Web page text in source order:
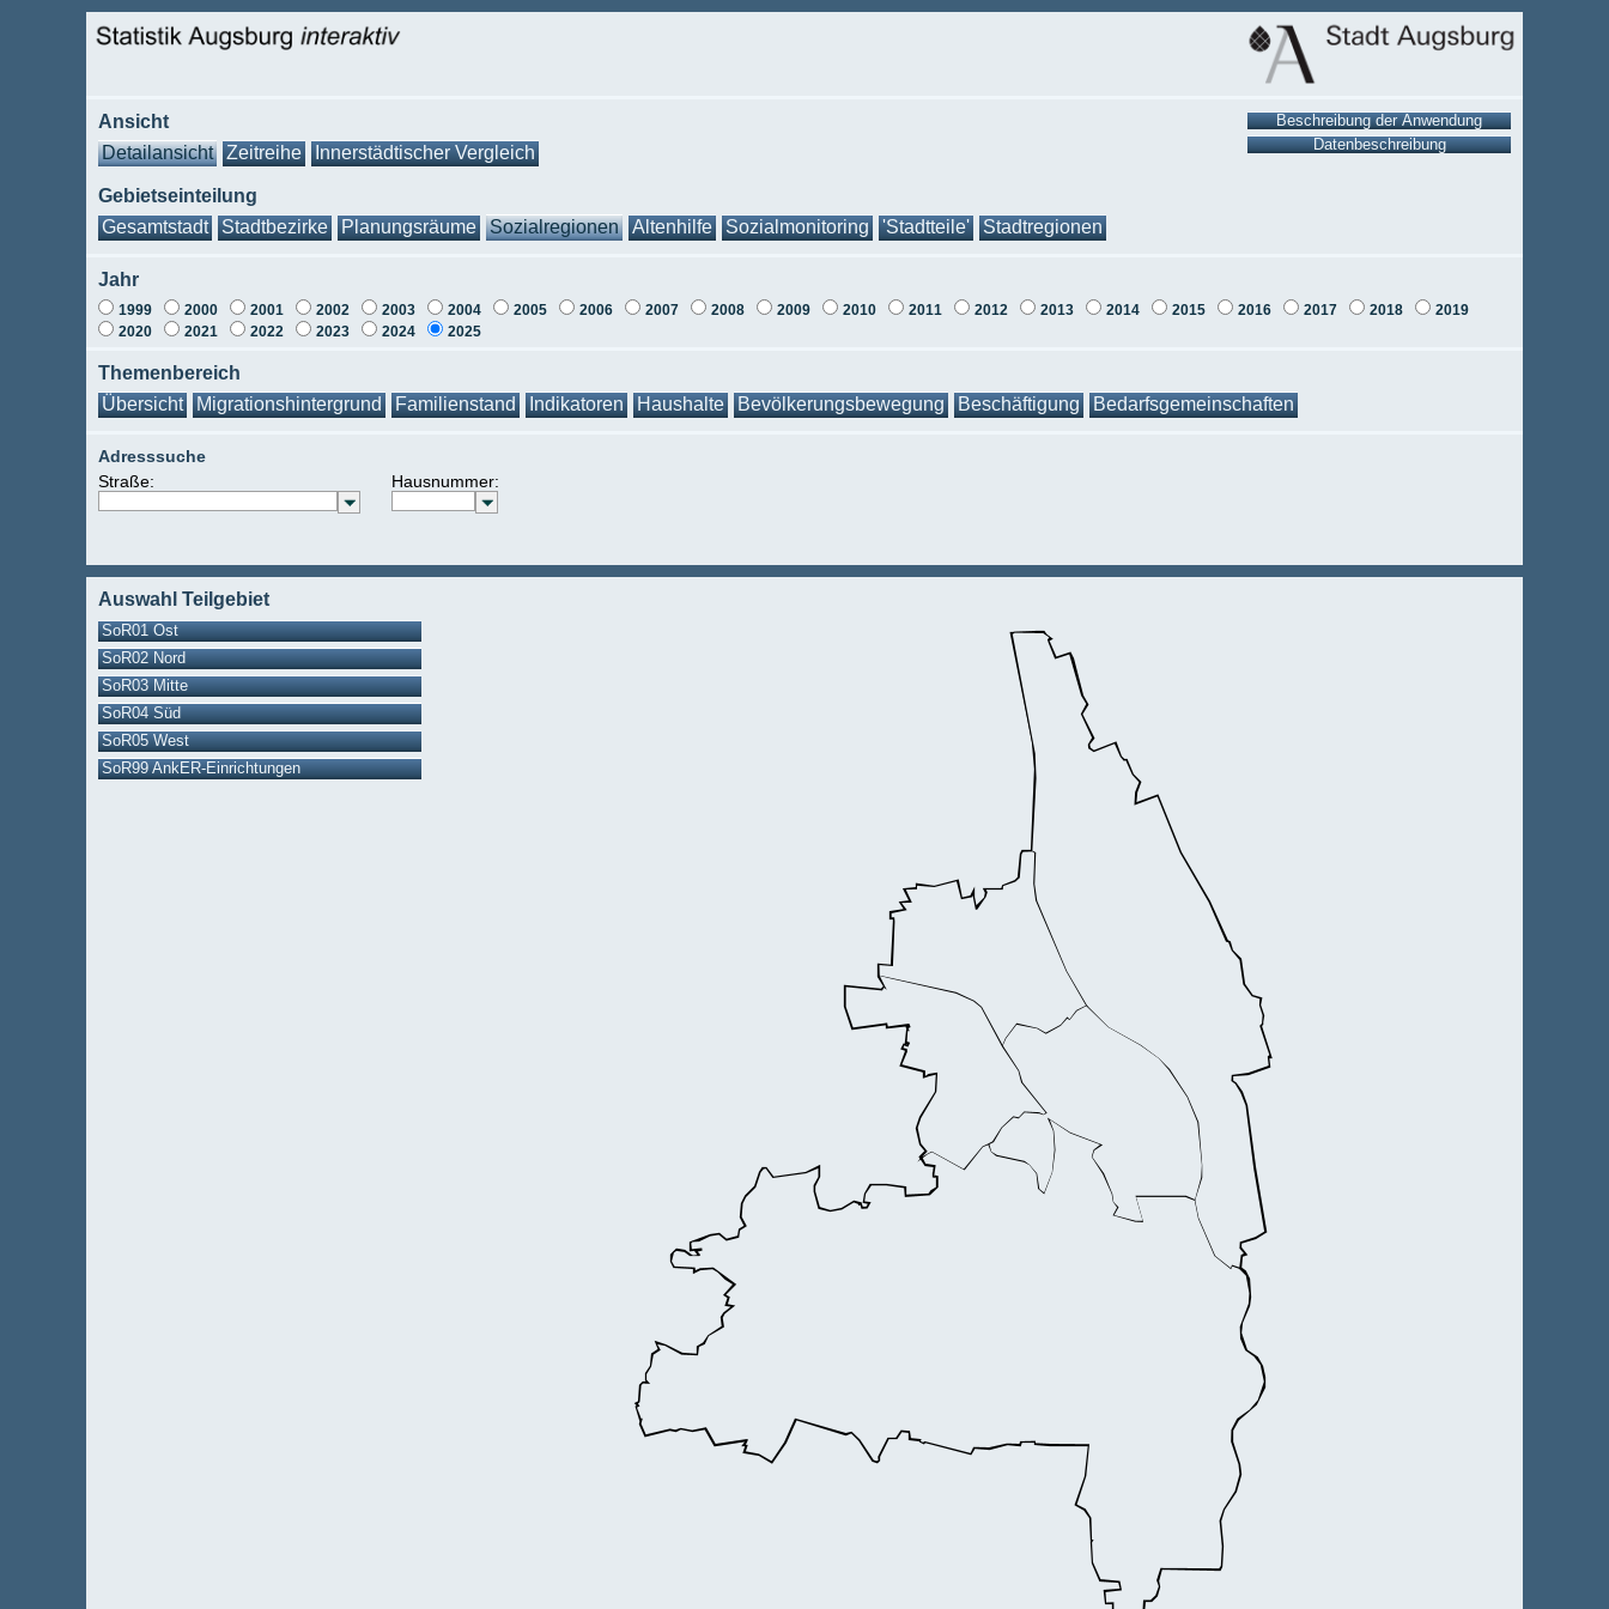
Ansicht
Detailansicht
Zeitreihe Innerstädtischer Vergleich
Gebietseinteilung
Gesamtstadt
Stadtbezirke Planungsräume Sozialregionen Altenhilfe Sozialmonitoring 'Stadtteile' Stadtregionen
Jahr
1999 2000 2001 2002 2003 2004 2005 2006 2007 2008 2009 2010 2011 2012 2013 2014 2015 2016 2017 2018
2019
2020
2021 2022 2023 2024 2025
Themenbereich
Übersicht
Migrationshintergrund Familienstand Indikatoren Haushalte Bevölkerungsbewegung Beschäftigung Bedarfsgemeinschaften
Adresssuche
Straße:
Hausnummer:
Auswahl Teilgebiet
SoR01 Ost
SoR02 Nord
SoR03 Mitte
SoR04 Süd
SoR05 West
SoR99 AnkER-Einrichtungen